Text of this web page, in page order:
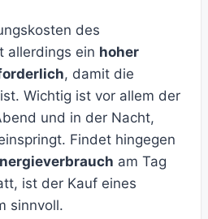
des
allerdings ein hoher
, damit die
Wichtig ist vor allem der
und in der Nacht,
Findet hingegen
am Tag
ist der Kauf eines
sinnvoll.